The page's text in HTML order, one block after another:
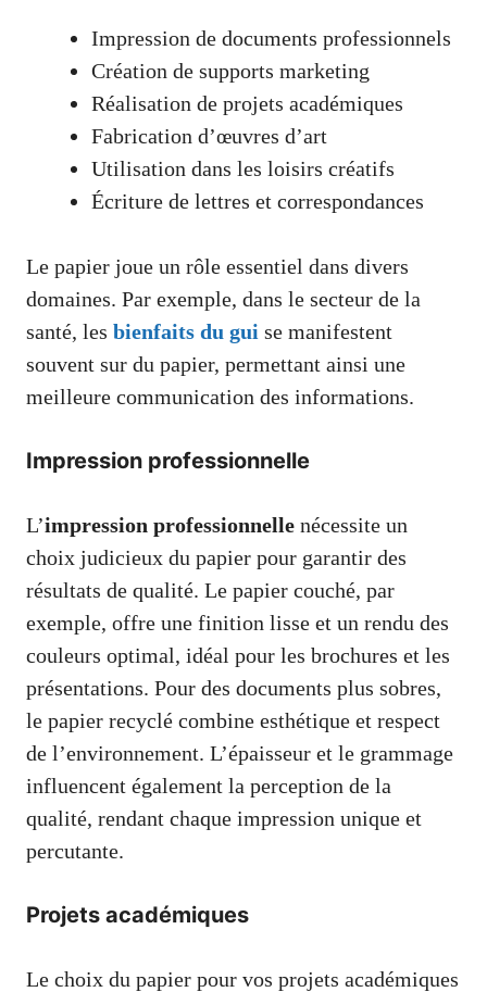
Impression de documents professionnels
Création de supports marketing
Réalisation de projets académiques
Fabrication d’œuvres d’art
Utilisation dans les loisirs créatifs
Écriture de lettres et correspondances
Le papier joue un rôle essentiel dans divers
domaines. Par exemple, dans le secteur de la
santé, les bienfaits du gui se manifestent
souvent sur du papier, permettant ainsi une
meilleure communication des informations.
Impression professionnelle
L’impression professionnelle nécessite un
choix judicieux du papier pour garantir des
résultats de qualité. Le papier couché, par
exemple, offre une finition lisse et un rendu des
couleurs optimal, idéal pour les brochures et les
présentations. Pour des documents plus sobres,
le papier recyclé combine esthétique et respect
de l’environnement. L’épaisseur et le grammage
influencent également la perception de la
qualité, rendant chaque impression unique et
percutante.
Projets académiques
Le choix du papier pour vos projets académiques